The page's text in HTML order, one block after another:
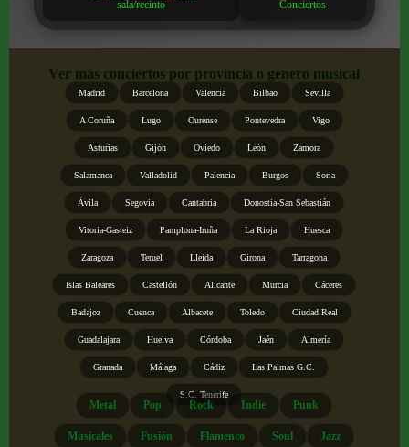
sala/recinto
Conciertos
Ver más conciertos por provincia o género musical
Madrid Barcelona Valencia Bilbao Sevilla
A Coruña Lugo Ourense Pontevedra Vigo
Asturias Gijón Oviedo León Zamora
Salamanca Valladolid Palencia Burgos Soria
Ávila Segovia Cantabria Donostia-San Sebastián
Vitoria-Gasteiz Pamplona-Iruña La Rioja Huesca
Zaragoza Teruel Lleida Girona Tarragona
Islas Baleares Castellón Alicante Murcia Cáceres
Badajoz Cuenca Albacete Toledo Ciudad Real
Guadalajara Huelva Córdoba Jaén Almería
Granada Málaga Cádiz Las Palmas G.C.
S.C. Tenerife
Metal Pop Rock Indie Punk
Musicales Fusión Flamenco Soul Jazz